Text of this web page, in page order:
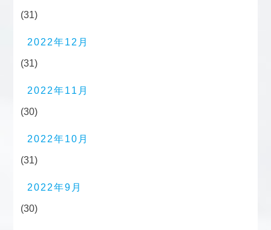
(31)
2022年12月
(31)
2022年11月
(30)
2022年10月
(31)
2022年9月
(30)